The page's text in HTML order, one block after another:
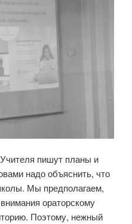
пишут планы и
надо объяснить, что
Мы предполагаем,
ораторскому
Поэтому, нежный